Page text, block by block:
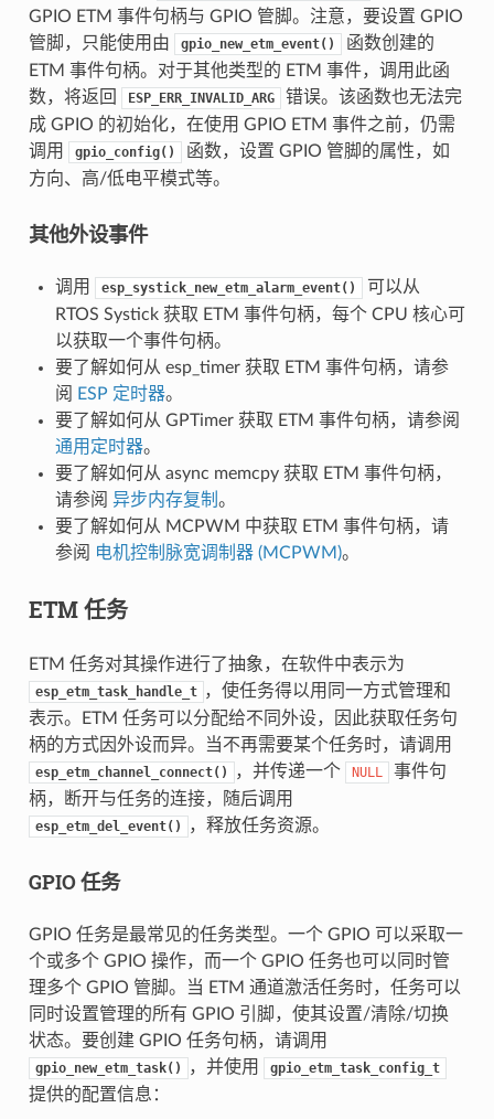
GPIO ETM 事件句柄与 GPIO 管脚。注意，要设置 GPIO
管脚，只能使用由
gpio_new_etm_event()
函数创建的
ETM 事件句柄。对于其他类型的 ETM 事件，调用此函
数，将返回
ESP_ERR_INVALID_ARG
错误。该函数也无法完
成 GPIO 的初始化，在使用 GPIO ETM 事件之前，仍需
调用
gpio_config()
函数，设置 GPIO 管脚的属性，如
方向、高/低电平模式等。
其他外设事件
调用 esp_systick_new_etm_alarm_event()
可以从
RTOS Systick 获取 ETM 事件句柄，每个 CPU 核心可
以获取一个事件句柄。
要了解如何从 esp_timer 获取 ETM 事件句柄，请参
阅
ESP 定时器。
要了解如何从 GPTimer 获取 ETM 事件句柄，请参阅
通用定时器。
要了解如何从 async memcpy 获取 ETM 事件句柄，
请参阅 异步内存复制 。
要了解如何从 MCPWM 中获取 ETM 事件句柄，请
参阅 电机控制脉宽调制器 (MCPWM)。
ETM 任务
ETM 任务对其操作进行了抽象，在软件中表示为
esp_etm_task_handle_t ，使任务得以用同一方式管理和
表示。ETM 任务可以分配给不同外设，因此获取任务句
柄的方式因外设而异。当不再需要某个任务时，请调用
esp_etm_channel_connect() ，并传递一个 NULL
事件句
柄，断开与任务的连接，随后调用
esp_etm_del_event() ，释放任务资源。
GPIO 任务
GPIO 任务是最常见的任务类型。一个 GPIO 可以采取一
个或多个 GPIO 操作，而一个 GPIO 任务也可以同时管
理多个 GPIO 管脚。当 ETM 通道激活任务时，任务可以
同时设置管理的所有 GPIO 引脚，使其设置/清除/切换
状态。要创建 GPIO 任务句柄，请调用
gpio_new_etm_task() ，并使用 gpio_etm_task_config_t
提供的配置信息：